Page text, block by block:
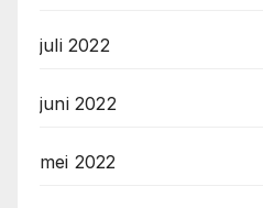
juli 2022
juni 2022
mei 2022